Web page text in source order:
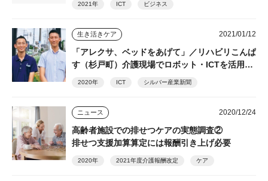
2021年 ICT ビジネス
生き活きケア 2021/01/12
「アレクサ、ベッドをあげて」／リハビリこんぱ
す（杉戸町）介護現場でロボット・ICTを活用し
て、利用者の自立した在宅生活を支える
2020年 ICT シルバー産業新聞
ニュース 2020/12/24
高齢者施設での排せつケアの実態調査②
排せつ支援加算算定には報酬引き上げ必要
2020年 2021年度介護報酬改定 ケア